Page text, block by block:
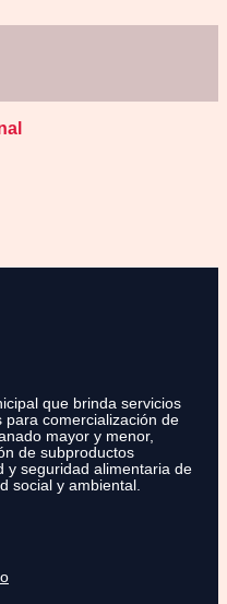
que brinda servicios
comercialización de
mayor y menor,
de subproductos
y seguridad alimentaria de
social y ambiental.